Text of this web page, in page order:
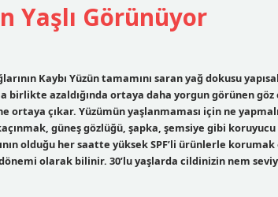
Yaşlı Görünüyor
Kaybı Yüzün tamamını saran yağ dokusu
birlikte azaldığında ortaya daha yorgun görünen
çıkar. Yüzümün yaşlanmaması için ne
güneş gözlüğü, şapka, şemsiye gibi
olduğu her saatte yüksek SPF’li ürünlerle
olarak bilinir. 30’lu yaşlarda cildinizin nem